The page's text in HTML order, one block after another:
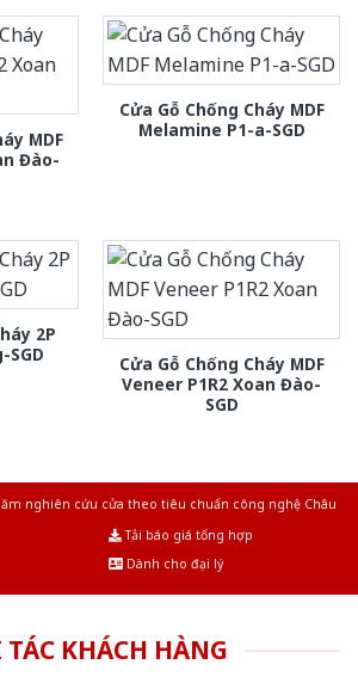
MDF
Đào-
Cửa Gỗ Chống Cháy MDF
Melamine P1-a-SGD
2P
SGD
Cửa Gỗ Chống Cháy MDF
Veneer P1R2 Xoan Đào-
SGD
nghiên cứu cửa theo tiêu chuẩn công nghệ Châu
Tải báo giá tổng hợp
Dành cho đại lý
KHÁCH HÀNG